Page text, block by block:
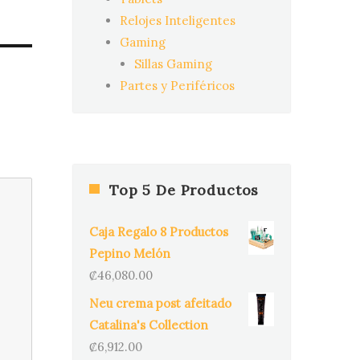
Relojes Inteligentes
Gaming
Sillas Gaming
Partes y Periféricos
Top 5 De Productos
Caja Regalo 8 Productos
Pepino Melón
₡46,080.00
Neu crema post afeitado
Catalina's Collection
₡6,912.00